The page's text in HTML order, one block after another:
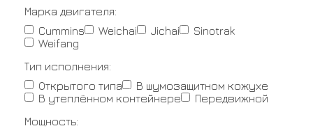
Марка двигателя:
Cummins
Weichai Jichai
Sinotrak
Weifang
Тип исполнения:
Открытого типа
В шумозащитном кожухе
В утеплённом контейнере
Передвижной
Мощность: